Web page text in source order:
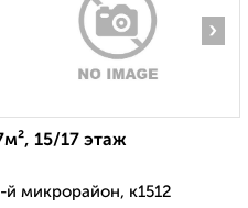
›
15/17 этаж
микрорайон, к1512